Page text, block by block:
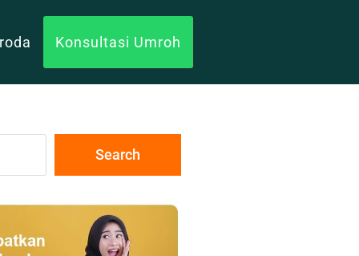
Konsultasi Umroh
Search